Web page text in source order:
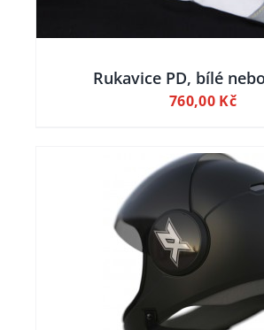
Rukavice PD, bílé
760,00 Kč